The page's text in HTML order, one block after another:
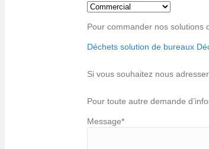
Pour commander nos solutions
Déchets solution de bureaux
Si vous souhaitez nous
Pour toute autre demande
Message*